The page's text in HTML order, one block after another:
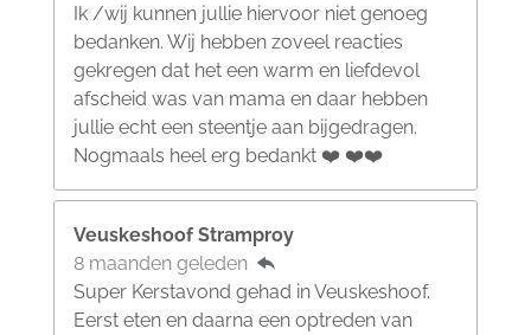
Ik /wij kunnen jullie hiervoor niet genoeg
bedanken. Wij hebben zoveel reacties
gekregen dat het een warm en liefdevol
afscheid was van mama en daar hebben
jullie echt een steentje aan bijgedragen.
Nogmaals heel erg bedankt ❤️ ❤️❤️
Veuskeshoof Stramproy
8 maanden geleden
Super Kerstavond gehad in Veuskeshoof.
Eerst eten en daarna een optreden van